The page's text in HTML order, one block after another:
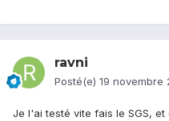
ravni
Posté(e) 19 novembre
Je l'ai testé vite fais le SGS,